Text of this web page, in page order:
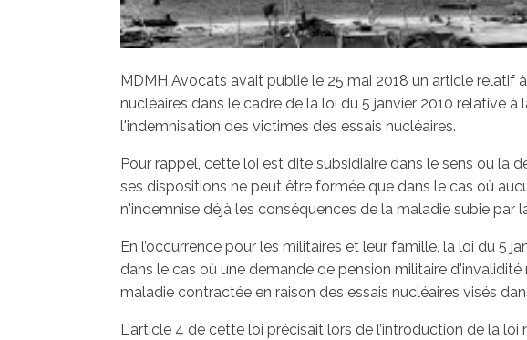
MDMH Avocats avait publié le 25 mai 2018 un article relatif
nucléaires dans le cadre de la loi du 5 janvier 2010 relative à
l'indemnisation des victimes des essais nucléaires.
Pour rappel, cette loi est dite subsidiaire dans le sens ou la
ses dispositions ne peut être formée que dans le cas où
n'indemnise déjà les conséquences de la maladie subie par
En l’occurrence pour les militaires et leur famille, la loi du 5
dans le cas où une demande de pension militaire
maladie contractée en raison des essais nucléaires visés
L'article 4 de cette loi précisait lors de l’introduction de la loi